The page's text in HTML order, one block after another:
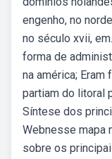
engenho, no
no século xvii,
forma de
na américa;
partiam do litoral
Síntese dos
Webnesse mapa
sobre os